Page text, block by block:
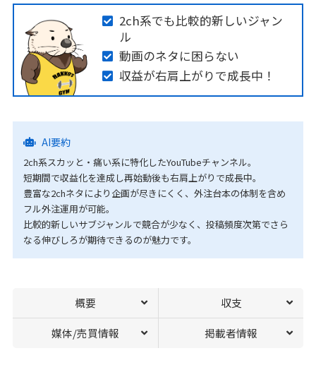
2ch系でも比較的新しいジャン
ル
動画のネタに困らない
収益が右肩上がりで成長中！
AI要約
2ch系スカッと・痛い系に特化したYouTubeチャンネル。
短期間で収益化を達成し再始動後も右肩上がりで成長中。
豊富な2chネタにより企画が尽きにくく、外注台本の体制を含め
フル外注運用が可能。
比較的新しいサブジャンルで競合が少なく、投稿頻度次第でさら
なる伸びしろが期待できるのが魅力です。
概要 収支
媒体/売買情報 掲載者情報